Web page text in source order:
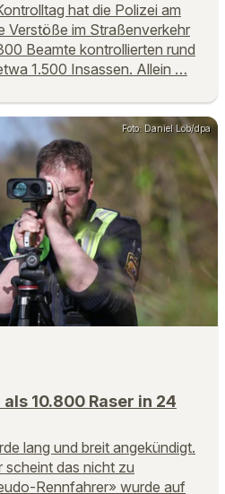
hat die Polizei am
Verstöße im Straßenverkehr
Beamte kontrollierten rund
1.500 Insassen. Allein …
Foto: Daniel Löb/dpa
10.800 Raser in 24
lang und breit angekündigt.
das nicht zu
Rennfahrer» wurde auf